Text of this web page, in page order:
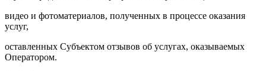
видео и фотоматериалов, полученных в процессе оказания
услуг,
оставленных Субъектом отзывов об услугах, оказываемых
Оператором.